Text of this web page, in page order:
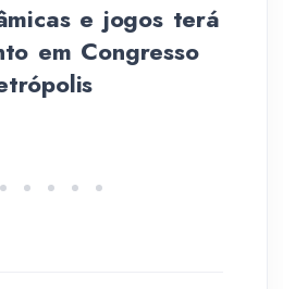
e jogos terá
em Congresso